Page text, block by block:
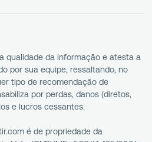
qualidade da informação e atesta a
por sua equipe, ressaltando, no
tipo de recomendação de
por perdas, danos (diretos,
e lucros cessantes.
é de propriedade da